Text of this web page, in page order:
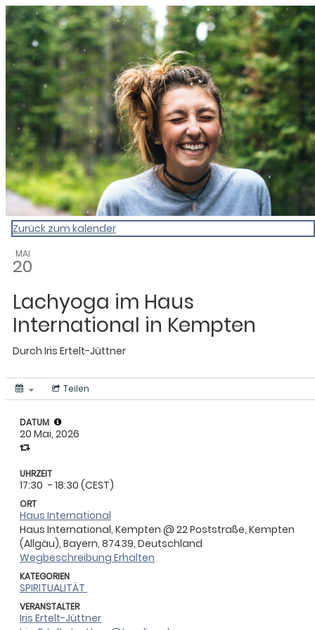
0831 - das Kemptener
Zurück zum kalender
MAI
20
Lachyoga im Haus
International in Kempten
Durch Iris Ertelt-Jüttner
Teilen
DATUM
20 Mai, 2026
UHRZEIT
17:30 - 18:30 (CEST)
ORT
Haus International
Haus International, Kempten @ 22 Poststraße, Kempten
(Allgäu), Bayern, 87439, Deutschland
Wegbeschreibung Erhalten
KATEGORIEN
SPIRITUALITÄT
VERANSTALTER
Iris Ertelt-Jüttner